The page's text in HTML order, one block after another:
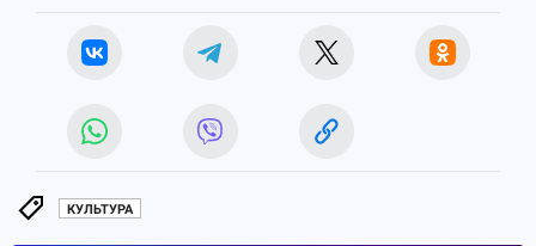
КУЛЬТУРА